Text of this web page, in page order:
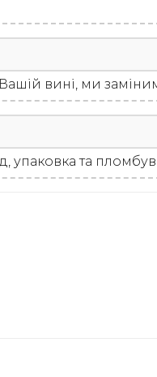
вині, ми
упаковка та